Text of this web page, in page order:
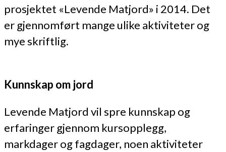
prosjektet «Levende Matjord» i 2014. Det
er gjennomført mange ulike aktiviteter og
mye skriftlig.
Kunnskap om jord
Levende Matjord vil spre kunnskap og
erfaringer gjennom kursopplegg,
markdager og fagdager, noen aktiviteter